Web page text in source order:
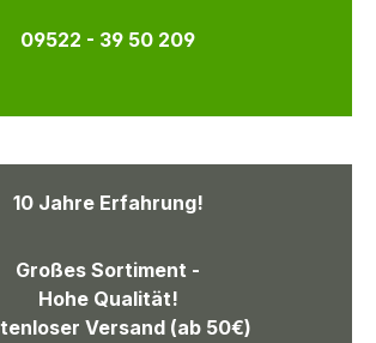
09522 - 39 50 209
10 Jahre Erfahrung!
Großes Sortiment -
Hohe Qualität!
Versand (ab 50€)